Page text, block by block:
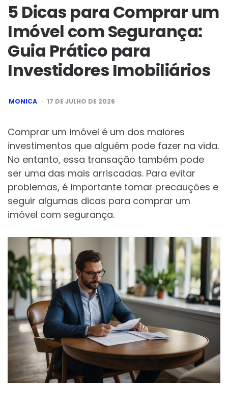
5 Dicas para Comprar um
Imóvel com Segurança:
Guia Prático para
Investidores Imobiliários
POSTED
BY
MONICA 17 DE JULHO DE 2026
Comprar um imóvel é um dos maiores
investimentos que alguém pode fazer na vida.
No entanto, essa transação também pode
ser uma das mais arriscadas. Para evitar
problemas, é importante tomar precauções e
seguir algumas dicas para comprar um
imóvel com segurança.